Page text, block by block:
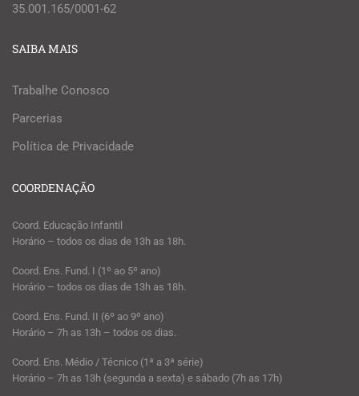
35.001.165/0001-62
SAIBA MAIS
Trabalhe Conosco
Parcerias
Política de Privacidade
COORDENAÇÃO
Coord. Educação Infantil
Horário – todos os dias de 13h as 18h.
Coord. Ens. Fund. I (1º ao 5º ano)
Horário – todos os dias de 13h as 18h.
Coord. Ens. Fund. II (6º ao 9º ano)
Horário – 7h as 13h – todos os dias.
Coord. Ens. Médio / Técnico (1ª a 3ª série)
Horário – 7h as 13h (segunda a sexta) e sábado (7h as 17h)